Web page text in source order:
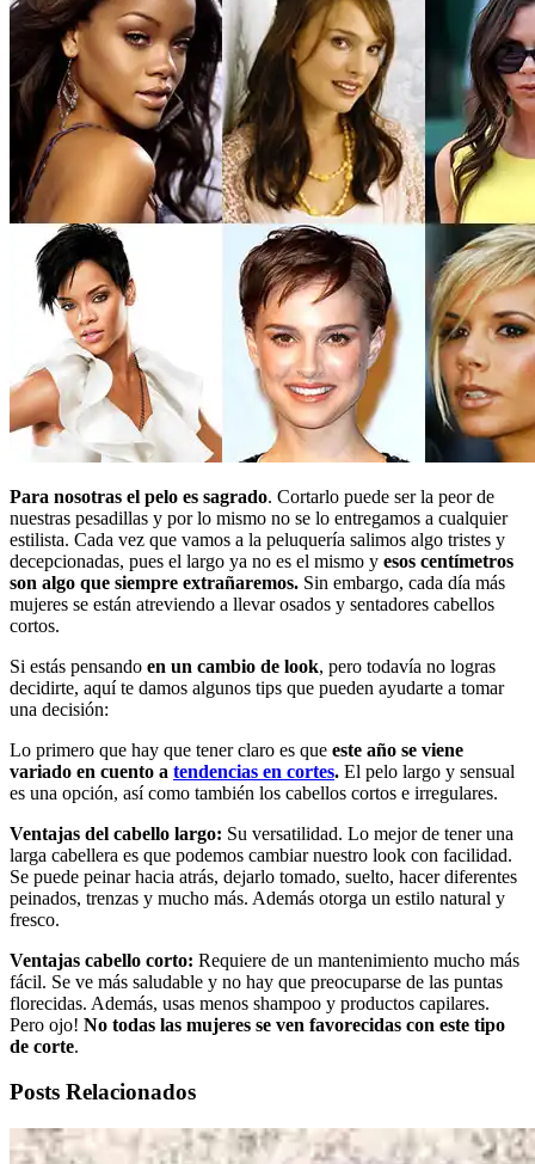
Para nosotras el pelo es sagrado. Cortarlo puede ser la peor de
nuestras pesadillas y por lo mismo no se lo entregamos a cualquier
estilista. Cada vez que vamos a la peluquería salimos algo tristes y
decepcionadas, pues el largo ya no es el mismo y esos centímetros
son algo que siempre extrañaremos. Sin embargo, cada día más
mujeres se están atreviendo a llevar osados y sentadores cabellos
cortos.
Si estás pensando en un cambio de look, pero todavía no logras
decidirte, aquí te damos algunos tips que pueden ayudarte a tomar
una decisión:
Lo primero que hay que tener claro es que este año se viene
variado en cuento a tendencias en cortes. El pelo largo y sensual
es una opción, así como también los cabellos cortos e irregulares.
Ventajas del cabello largo: Su versatilidad. Lo mejor de tener una
larga cabellera es que podemos cambiar nuestro look con facilidad.
Se puede peinar hacia atrás, dejarlo tomado, suelto, hacer diferentes
peinados, trenzas y mucho más. Además otorga un estilo natural y
fresco.
Ventajas cabello corto: Requiere de un mantenimiento mucho más
fácil. Se ve más saludable y no hay que preocuparse de las puntas
florecidas. Además, usas menos shampoo y productos capilares.
Pero ojo! No todas las mujeres se ven favorecidas con este tipo
de corte.
Posts Relacionados